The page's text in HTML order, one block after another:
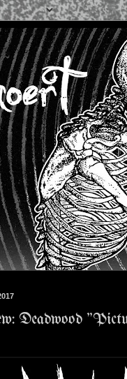
Deadwood